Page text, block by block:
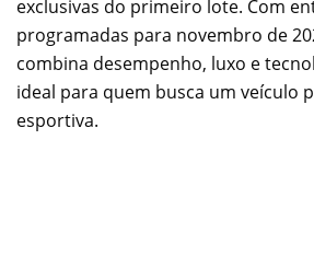
exclusivas do primeiro lote. Com
programadas para novembro de
combina desempenho, luxo e
ideal para quem busca um veículo
esportiva.